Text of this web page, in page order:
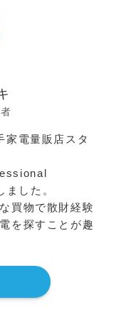
家電量販店スタ
した。
買物で散財経験
を探すことが趣